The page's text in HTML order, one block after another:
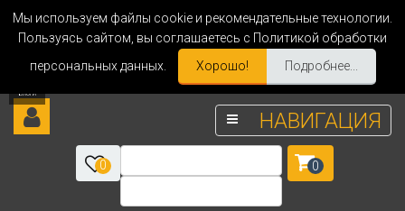
Мы используем файлы cookie и рекомендательные технологии.
Пользуясь сайтом, вы соглашаетесь с Политикой обработки
персональных данных.
Хорошо! Подробнее...
НАВИГАЦИЯ
0 0